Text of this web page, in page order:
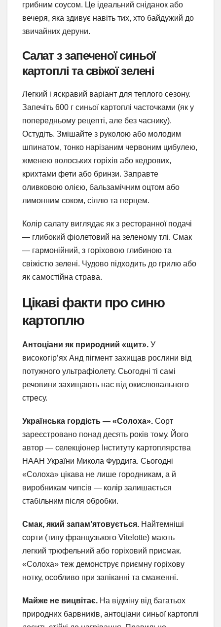
грибним соусом. Це ідеальний сніданок або
вечеря, яка здивує навіть тих, хто байдужий до
звичайних деруни.
Салат з запеченої синьої
картоплі та свіжої зелені
Легкий і яскравий варіант для теплого сезону.
Запечіть 600 г синьої картоплі часточками (як у
попередньому рецепті, але без часнику).
Остудіть. Змішайте з руколою або молодим
шпинатом, тонко нарізаним червоним цибулею,
жменею волоських горіхів або кедрових,
крихтами фети або бринзи. Заправте
оливковою олією, бальзамічним оцтом або
лимонним соком, сіллю та перцем.
Колір салату виглядає як з ресторанної подачі
— глибокий фіолетовий на зеленому тлі. Смак
— гармонійний, з горіховою глибиною та
свіжістю зелені. Чудово підходить до грилю або
як самостійна страва.
Цікаві факти про синю
картоплю
Антоціани як природний «щит». У
високогір’ях Анд пігмент захищав рослини від
потужного ультрафіолету. Сьогодні ті самі
речовини захищають нас від окислювального
стресу.
Українська гордість — «Солоха». Сорт
зареєстровано понад десять років тому. Його
автор — селекціонер Інституту картоплярства
НААН України Микола Фурдига. Сьогодні
«Солоха» цікава не лише городникам, а й
виробникам чипсів — колір залишається
стабільним після обробки.
Смак, який запам’ятовується. Найтемніші
сорти (типу французького Vitelotte) мають
легкий трюфельний або горіховий присмак.
«Солоха» теж демонструє приємну горіхову
нотку, особливо при запіканні та смаженні.
Майже не вицвітає. На відміну від багатьох
природних барвників, антоціани синьої картоплі